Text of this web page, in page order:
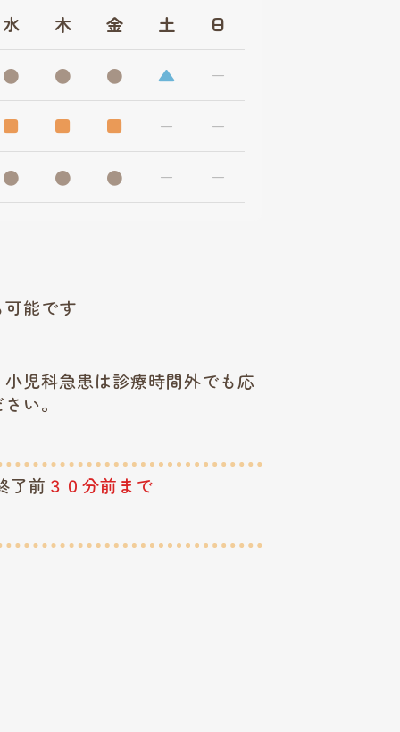
水 木 金 土 日
● ● ● ▲ ー
■ ■ ■ ー ー
● ● ● ー ー
能です
児科急患は診療時間外でも応
い。
了前 ３０分前まで